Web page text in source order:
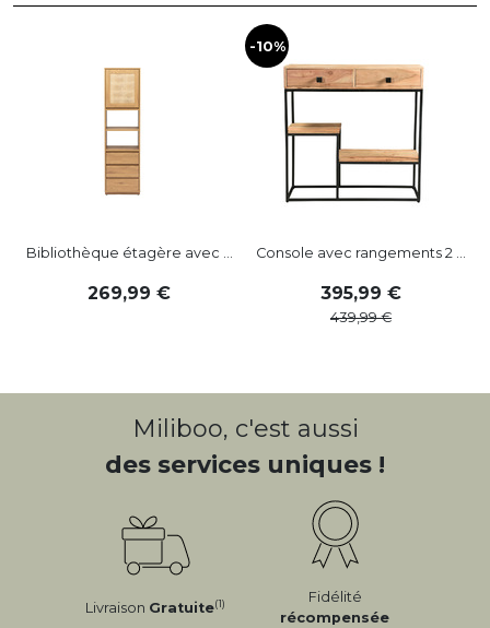
Bibliothèque étagère avec ...
269,99
-10%
Console avec rangements 2 ...
395,99
439,99
Miliboo, c'est aussi
des services uniques !
Livraison Gratuite(1)
Fidélité
récompensée